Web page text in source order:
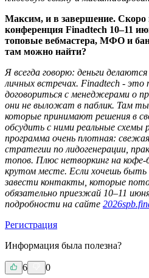
Максим, и в завершение. Скоро
конференция Finadtech 10–11
топовые вебмастера, МФО и
там можно найти?
Я всегда говорю: деньги
личных встречах. Finadtech -
договориться с менеджерами о
они не выложат в паблик. Там
которые принимают решения в
обсудить с ними реальные
программа очень плотная:
стратегии по лидогенерации,
топов. Плюс нетворкинг на кофе-
крутом месте. Если хочешь быть
завести контакты, которые
обязательно приезжай 10–11
подробности на сайте
Регистрация
Информация была полезна?
6 0